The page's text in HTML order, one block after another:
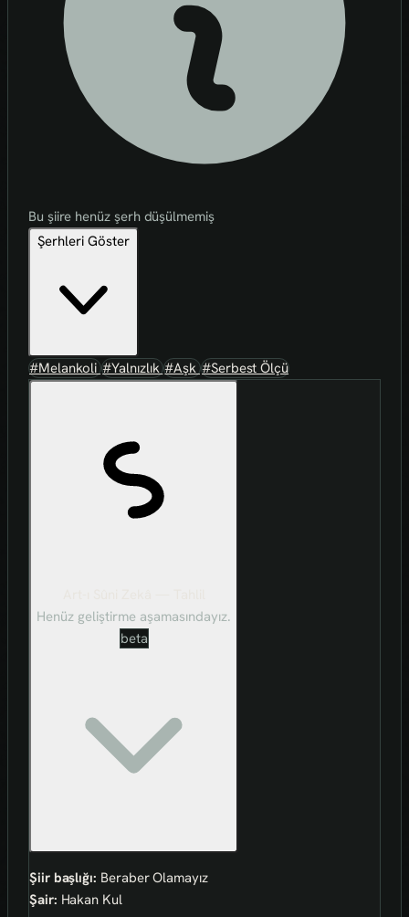
Bu şiire henüz şerh düşülmemiş
Şerhleri Göster
#Melankoli#Yalnızlık#Aşk#Serbest Ölçü
Henüz geliştirme aşamasındayız.
beta
Şiir başlığı: Beraber Olamayız
Şair: Hakan Kul